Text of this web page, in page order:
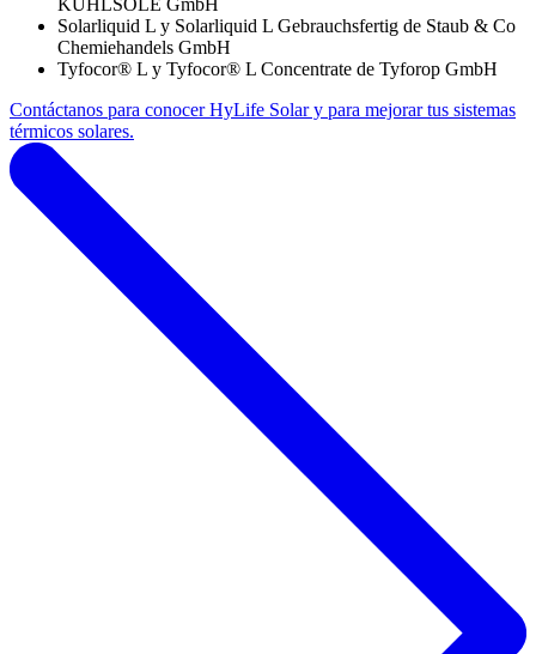
Solarliquid L y Solarliquid L Gebrauchsfertig de Staub & Co
Chemiehandels GmbH
Tyfocor® L y Tyfocor® L Concentrate de Tyforop GmbH
Contáctanos para conocer HyLife Solar y para mejorar tus sistemas
térmicos solares.